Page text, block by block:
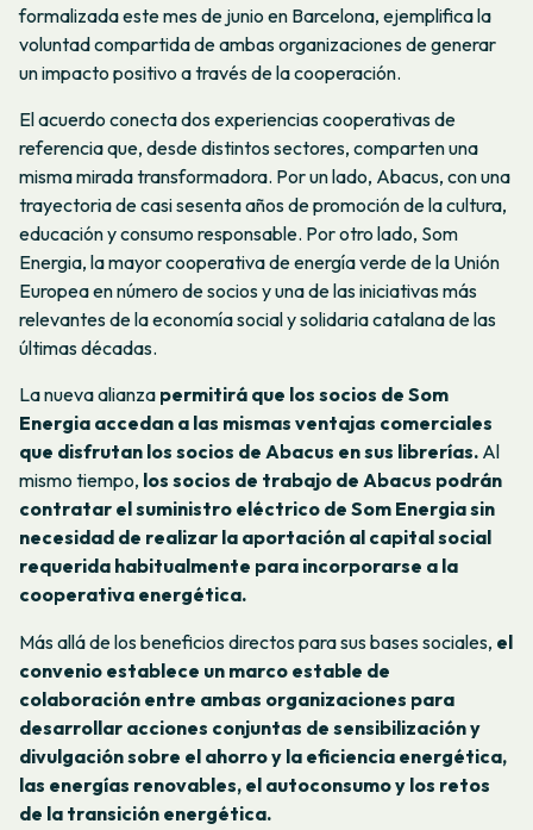
formalizada este mes de junio en Barcelona, ejemplifica la
voluntad compartida de ambas organizaciones de generar
un impacto positivo a través de la cooperación.
El acuerdo conecta dos experiencias cooperativas de
referencia que, desde distintos sectores, comparten una
misma mirada transformadora. Por un lado, Abacus, con una
trayectoria de casi sesenta años de promoción de la cultura,
educación y consumo responsable. Por otro lado, Som
Energia, la mayor cooperativa de energía verde de la Unión
Europea en número de socios y una de las iniciativas más
relevantes de la economía social y solidaria catalana de las
últimas décadas.
La nueva alianza permitirá que los socios de Som
Energia accedan a las mismas ventajas comerciales
que disfrutan los socios de Abacus en sus librerías. Al
mismo tiempo, los socios de trabajo de Abacus podrán
contratar el suministro eléctrico de Som Energia sin
necesidad de realizar la aportación al capital social
requerida habitualmente para incorporarse a la
cooperativa energética.
Más allá de los beneficios directos para sus bases sociales, el
convenio establece un marco estable de
colaboración entre ambas organizaciones para
desarrollar acciones conjuntas de sensibilización y
divulgación sobre el ahorro y la eficiencia energética,
las energías renovables, el autoconsumo y los retos
de la transición energética.